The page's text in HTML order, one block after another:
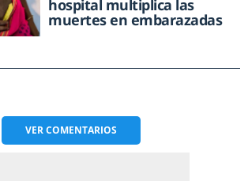
hospital multiplica las
muertes en embarazadas
VERCOMENTARIOS